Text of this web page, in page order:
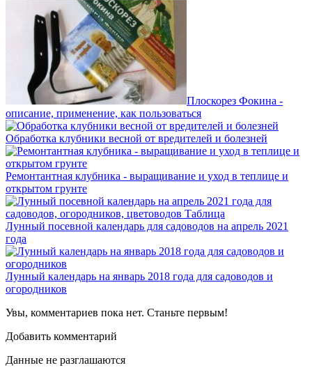
Плоскорез Фокина -
описание, применение, как пользоваться
Обработка клубники весной от вредителей и болезней
Ремонтантная клубника - выращивание и уход в теплице и
открытом грунте
Лунный посевной календарь для садоводов на апрель 2021
года
Лунный календарь на январь 2018 года для садоводов и
огородников
Увы, комментариев пока нет. Станьте первым!
Добавить комментарий
Данные не разглашаются